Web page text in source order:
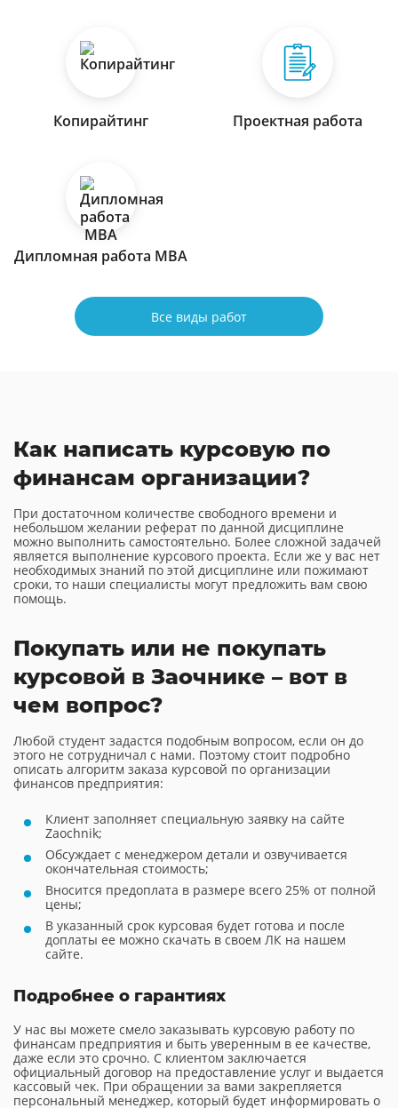
Копирайтинг Проектная работа
Дипломная работа МВА
Все виды работ
Как написать курсовую по
финансам организации?
При достаточном количестве свободного времени и
небольшом желании реферат по данной дисциплине
можно выполнить самостоятельно. Более сложной задачей
является выполнение курсового проекта. Если же у вас нет
необходимых знаний по этой дисциплине или пожимают
сроки, то наши специалисты могут предложить вам свою
помощь.
Покупать или не покупать
курсовой в Заочнике – вот в
чем вопрос?
Любой студент задастся подобным вопросом, если он до
этого не сотрудничал с нами. Поэтому стоит подробно
описать алгоритм заказа курсовой по организации
финансов предприятия:
Клиент заполняет специальную заявку на сайте
Zaochnik;
Обсуждает с менеджером детали и озвучивается
окончательная стоимость;
Вносится предоплата в размере всего 25% от полной
цены;
В указанный срок курсовая будет готова и после
доплаты ее можно скачать в своем ЛК на нашем
сайте.
Подробнее о гарантиях
У нас вы можете смело заказывать курсовую работу по
финансам предприятия и быть уверенным в ее качестве,
даже если это срочно. С клиентом заключается
официальный договор на предоставление услуг и выдается
кассовый чек. При обращении за вами закрепляется
персональный менеджер, который будет информировать о